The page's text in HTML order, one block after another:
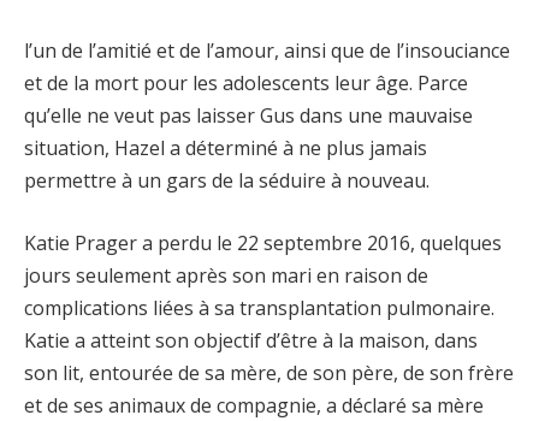
l’un de l’amitié et de l’amour, ainsi que de l’insouciance
et de la mort pour les adolescents leur âge. Parce
qu’elle ne veut pas laisser Gus dans une mauvaise
situation, Hazel a déterminé à ne plus jamais
permettre à un gars de la séduire à nouveau.
Katie Prager a perdu le 22 septembre 2016, quelques
jours seulement après son mari en raison de
complications liées à sa transplantation pulmonaire.
Katie a atteint son objectif d’être à la maison, dans
son lit, entourée de sa mère, de son père, de son frère
et de ses animaux de compagnie, a déclaré sa mère